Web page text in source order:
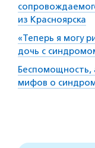
из Красноярска
«Теперь я могу
дочь с
Беспомощность,
мифов о